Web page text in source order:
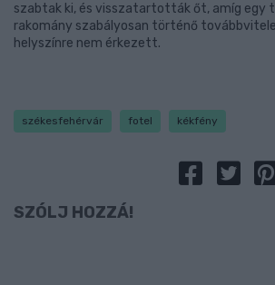
szabtak ki, és visszatartották őt, amíg egy
rakomány szabályosan történő
helyszínre nem érkezett.
székesfehérvár fotel kékfény
SZÓLJ HOZZÁ!